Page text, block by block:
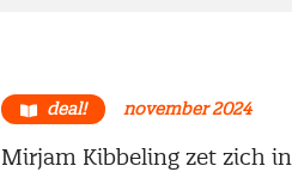
deal! november 2024
Mirjam Kibbeling zet zich